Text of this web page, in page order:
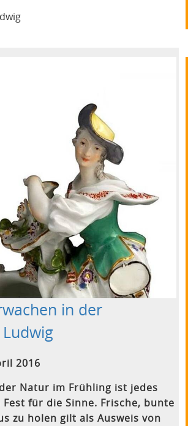
in der
2016
Natur im Frühling ist jedes
Fest für die Sinne. Frische, bunte
zu holen gilt als Ausweis von